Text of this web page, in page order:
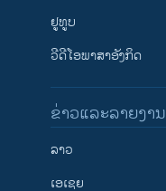
ຢູທູບ
ວີດີໂອພາສາອັງກິດ
ຂ່າວແລະລາຍງານ
ລາວ
ເອເຊຍ